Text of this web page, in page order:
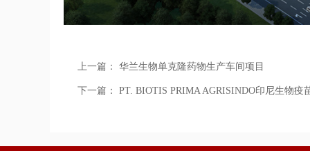
上一篇： 华兰生物单克隆药物生产车间项目
下一篇： PT. BIOTIS PRIMA AGRISINDO印尼生物疫